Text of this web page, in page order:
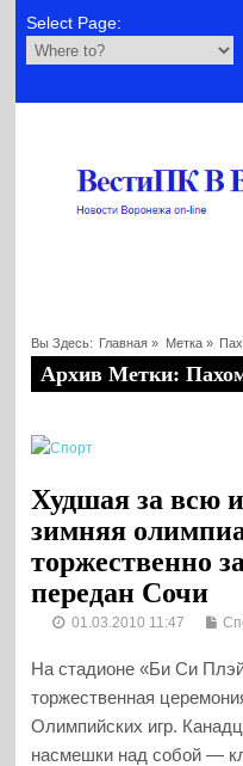
Select Page:
Вы Здесь: Главная » Метка »
Архив Метки:
Худшая за всю
зимняя
торжественно
передан Сочи
01.03.2010 11:47
На стадионе «Би Си
торжественная
Олимпийских игр.
насмешки над собой —